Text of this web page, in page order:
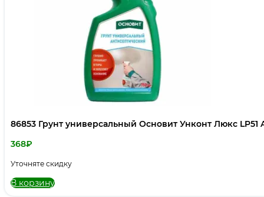
86853 Грунт универсальный Основит Унконт Люкс LP51
368₽
Уточняте скидку
В корзину